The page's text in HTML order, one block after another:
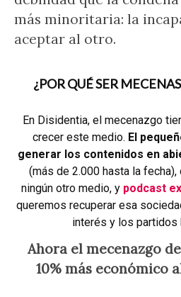
más minoritaria: la
aceptar al otro.
¿POR QUÉ SER
En Disidentia, el mecenazgo
crecer este medio. El
generar los contenidos en
(más de 2.000 hasta la fecha),
ningún otro medio, y podcast
queremos recuperar esa
interés y los partidos
Ahora el mecenazgo
10% más económico